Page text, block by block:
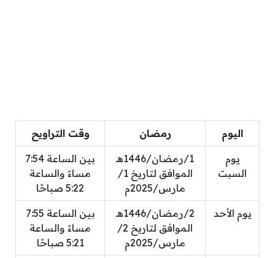
اليوم رمضان وقت التراويح
يوم
السبت
1/رمضان/1446هـ
الموافق لتاريخ 1/
مارس/2025م
بين الساعة 7:54
مساءً والساعة
5:22 صباحًا
يوم الأحد
2/رمضان/1446هـ
الموافق لتاريخ 2/
مارس/2025م
بين الساعة 7:55
مساءً والساعة
5:21 صباحًا